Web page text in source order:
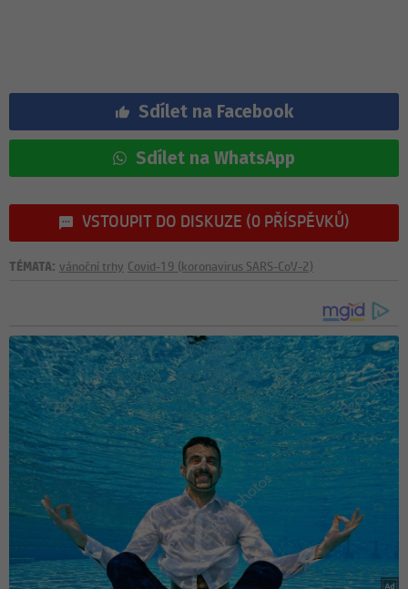
Sdílet na Facebook
Sdílet na WhatsApp
VSTOUPIT DO DISKUZE (0 PŘÍSPĚVKŮ)
TÉMATA: vánoční trhy Covid-19 (koronavirus SARS-CoV-2)